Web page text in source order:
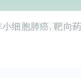
小细胞肺癌 靶向药